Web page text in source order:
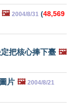
🖼️ 2004/8/31 (48,569
把核心捧下臺 🖼️
片 🖼️ 2004/8/21